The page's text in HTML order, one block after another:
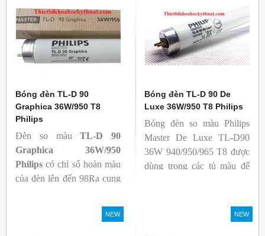
thông cao
- Tạo ra từ màu trắng ấm
đến ánh sáng ban ngày mát
mẻ
và keo trong sản phẩm.
Bóng đèn TL-D 90
Graphica 36W/950 T8
Philips
Đèn so màu TL-D 90
Graphica 36W/950
Philips có chỉ số hoàn màu
của đèn lên đến 98Ra cung
gần với ánh sáng tự nhiên
giúp các sự vật hiện lên một
Bóng đèn TL-D 90 De
Luxe 36W/950 T8 Philips
Bóng đèn so màu Philips
Master De Luxe TL-D90
36W 940/950/965 T8 được
dùng trong các tủ màu để
nguồn sáng khác nhau, với
nguồn sáng trung thực, đảm
NEW NEW